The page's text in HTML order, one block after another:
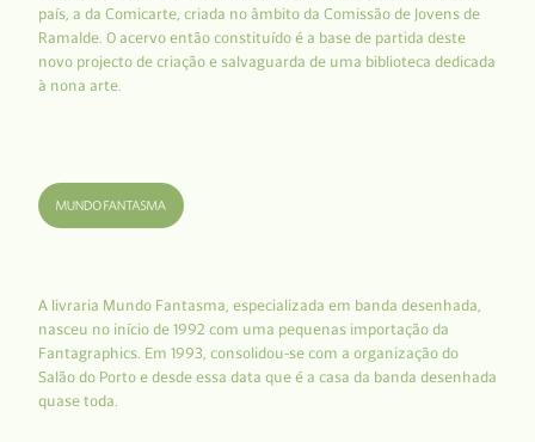
país, a da Comicarte, criada no âmbito da Comissão de Jovens de
Ramalde. O acervo então constituído é a base de partida deste
novo projecto de criação e salvaguarda de uma biblioteca dedicada
à nona arte.
A livraria Mundo Fantasma, especializada em banda desenhada,
nasceu no início de 1992 com uma pequenas importação da
Fantagraphics. Em 1993, consolidou-se com a organização do
Salão do Porto e desde essa data que é a casa da banda desenhada
quase toda.